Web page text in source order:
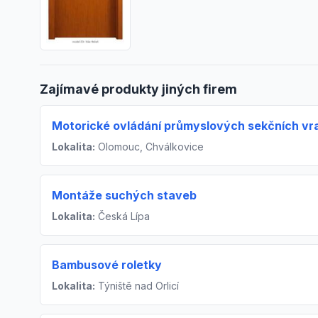
Zajímavé produkty jiných firem
Motorické ovládání průmyslových sekčních
Lokalita: Olomouc, Chválkovice
Montáže suchých staveb
Lokalita: Česká Lípa
Bambusové roletky
Lokalita: Týniště nad Orlicí